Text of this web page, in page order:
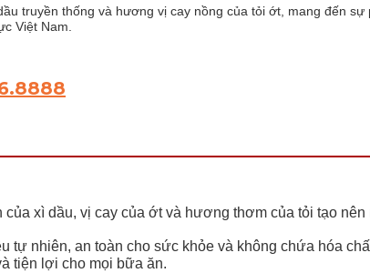
truyền thống và hương vị cay nồng của tỏi ớt, mang đến
Việt Nam.
xì dầu, vị cay của ớt và hương thơm của tỏi tạo
tự nhiên, an toàn cho sức khỏe và không chứa hóa
tiện lợi cho mọi bữa ăn.